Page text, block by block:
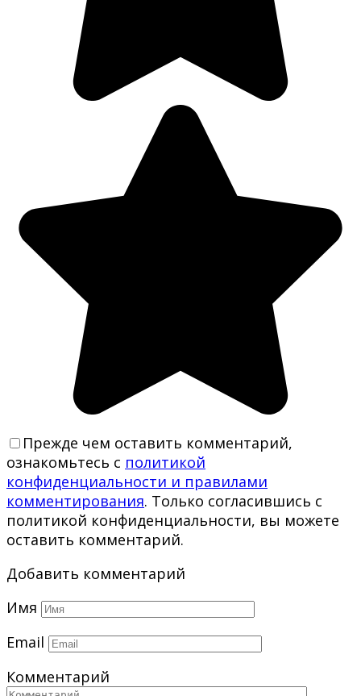
Прежде чем оставить комментарий,
ознакомьтесь с политикой
конфиденциальности и правилами
комментирования. Только согласившись с
политикой конфиденциальности, вы можете
оставить комментарий.
Добавить комментарий
Имя
Email
Комментарий